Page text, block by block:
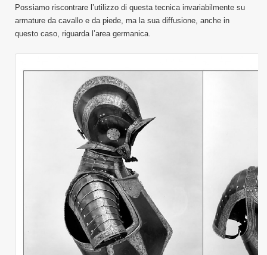
Possiamo riscontrare l’utilizzo di questa tecnica invariabilmente su
armature da cavallo e da piede, ma la sua diffusione, anche in
questo caso, riguarda l’area germanica.